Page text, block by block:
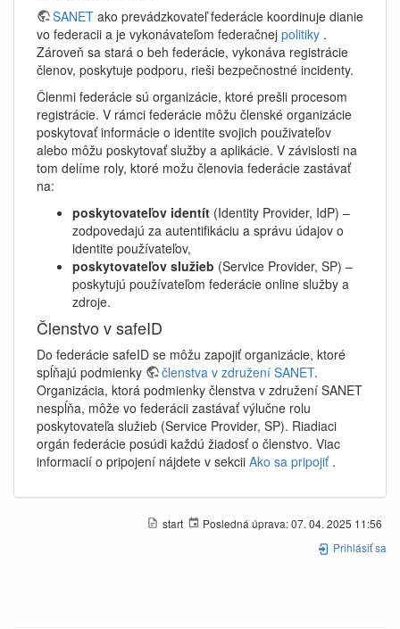
SANET ako prevádzkovateľ federácie koordinuje dianie
vo federacii a je vykonávateľom federačnej politiky .
Zároveň sa stará o beh federácie, vykonáva registrácie
členov, poskytuje podporu, rieši bezpečnostné incidenty.
Členmi federácie sú organizácie, ktoré prešli procesom
registrácie. V rámci federácie môžu členské organizácie
poskytovať informácie o identite svojich použivateľov
alebo môžu poskytovať služby a aplikácie. V závislosti na
tom delíme roly, ktoré možu členovia federácie zastávať
na:
poskytovateľov identít (Identity Provider, IdP) –
zodpovedajú za autentifikáciu a správu údajov o
identite používateľov,
poskytovateľov služieb (Service Provider, SP) –
poskytujú používateľom federácie online služby a
zdroje.
Členstvo v safeID
Do federácie safeID se môžu zapojiť organizácie, ktoré
spĺňajú podmienky
členstva v združení SANET.
Organizácia, ktorá podmienky členstva v združení SANET
nespĺňa, môže vo federácii zastávať výlučne rolu
poskytovateľa služieb (Service Provider, SP). Riadiaci
orgán federácie posúdi každú žiadosť o členstvo. Viac
informacií o pripojení nájdete v sekcii Ako sa pripojiť .
start Posledná úprava:07. 04. 2025 11:56
Prihlásiť sa